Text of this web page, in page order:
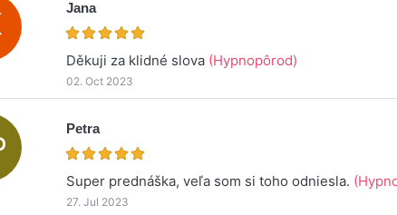
Jana
Děkuji za klidné slova (Hypnopôrod)
02. Oct 2023
Petra
Super prednáška, veľa som si toho odniesla.
27. Jul 2023